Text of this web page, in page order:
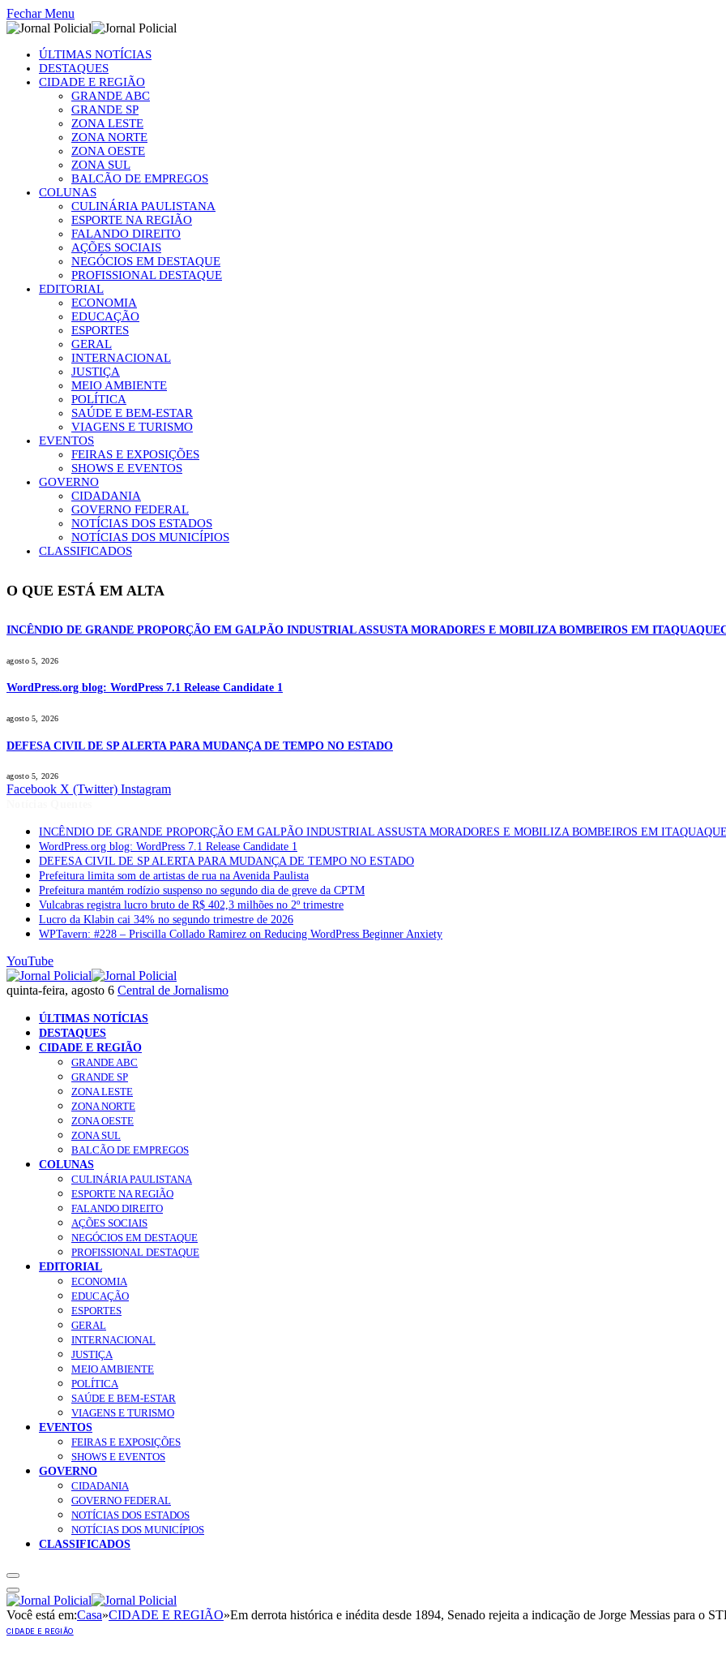
Fechar Menu
ÚLTIMAS NOTÍCIAS
DESTAQUES
CIDADE E REGIÃO
GRANDE ABC
GRANDE SP
ZONA LESTE
ZONA NORTE
ZONA OESTE
ZONA SUL
BALCÃO DE EMPREGOS
COLUNAS
CULINÁRIA PAULISTANA
ESPORTE NA REGIÃO
FALANDO DIREITO
AÇÕES SOCIAIS
NEGÓCIOS EM DESTAQUE
PROFISSIONAL DESTAQUE
EDITORIAL
ECONOMIA
EDUCAÇÃO
ESPORTES
GERAL
INTERNACIONAL
JUSTIÇA
MEIO AMBIENTE
POLÍTICA
SAÚDE E BEM-ESTAR
VIAGENS E TURISMO
EVENTOS
FEIRAS E EXPOSIÇÕES
SHOWS E EVENTOS
GOVERNO
CIDADANIA
GOVERNO FEDERAL
NOTÍCIAS DOS ESTADOS
NOTÍCIAS DOS MUNICÍPIOS
CLASSIFICADOS
O QUE ESTÁ EM ALTA
INCÊNDIO DE GRANDE PROPORÇÃO EM GALPÃO INDUSTRIAL ASSUSTA MORADORES E MOBILIZA BOMBEIROS EM
agosto 5, 2026
WordPress.org blog: WordPress 7.1 Release Candidate 1
agosto 5, 2026
DEFESA CIVIL DE SP ALERTA PARA MUDANÇA DE TEMPO NO ESTADO
agosto 5, 2026
Facebook X (Twitter) Instagram
INCÊNDIO DE GRANDE PROPORÇÃO EM GALPÃO INDUSTRIAL ASSUSTA MORADORES E MOBILIZA BOMBEIROS EM
WordPress.org blog: WordPress 7.1 Release Candidate 1
DEFESA CIVIL DE SP ALERTA PARA MUDANÇA DE TEMPO NO ESTADO
Prefeitura limita som de artistas de rua na Avenida Paulista
Prefeitura mantém rodízio suspenso no segundo dia de greve da CPTM
Vulcabras registra lucro bruto de R$ 402,3 milhões no 2º trimestre
Lucro da Klabin cai 34% no segundo trimestre de 2026
WPTavern: #228 – Priscilla Collado Ramirez on Reducing WordPress Beginner Anxiety
YouTube
quinta-feira, agosto 6 Central de Jornalismo
ÚLTIMAS NOTÍCIAS
DESTAQUES
CIDADE E REGIÃO
GRANDE ABC
GRANDE SP
ZONA LESTE
ZONA NORTE
ZONA OESTE
ZONA SUL
BALCÃO DE EMPREGOS
COLUNAS
CULINÁRIA PAULISTANA
ESPORTE NA REGIÃO
FALANDO DIREITO
AÇÕES SOCIAIS
NEGÓCIOS EM DESTAQUE
PROFISSIONAL DESTAQUE
EDITORIAL
ECONOMIA
EDUCAÇÃO
ESPORTES
GERAL
INTERNACIONAL
JUSTIÇA
MEIO AMBIENTE
POLÍTICA
SAÚDE E BEM-ESTAR
VIAGENS E TURISMO
EVENTOS
FEIRAS E EXPOSIÇÕES
SHOWS E EVENTOS
GOVERNO
CIDADANIA
GOVERNO FEDERAL
NOTÍCIAS DOS ESTADOS
NOTÍCIAS DOS MUNICÍPIOS
CLASSIFICADOS
Você está em:Casa»CIDADE E REGIÃO»Em derrota histórica e inédita desde 1894, Senado rejeita a indicação de Jorge Messias para o
CIDADE E REGIÃO